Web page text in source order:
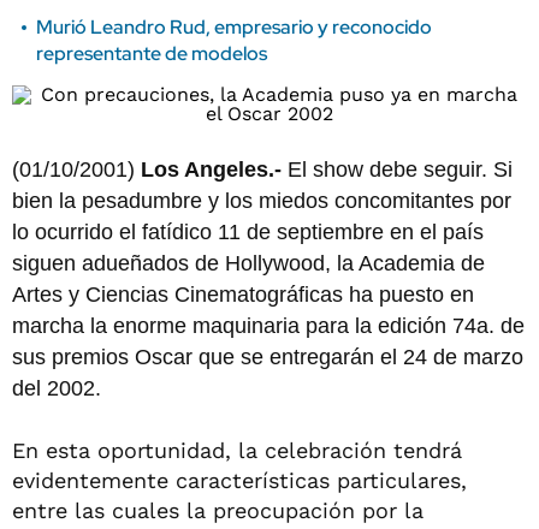
Murió Leandro Rud, empresario y reconocido
representante de modelos
(01/10/2001) Los Angeles.- El show debe seguir. Si
bien la pesadumbre y los miedos concomitantes por
lo ocurrido el fatídico 11 de septiembre en el país
siguen adueñados de Hollywood, la Academia de
Artes y Ciencias Cinematográficas ha puesto en
marcha la enorme maquinaria para la edición 74a. de
sus premios Oscar que se entregarán el 24 de marzo
del 2002.
En esta oportunidad, la celebración tendrá
evidentemente características particulares,
entre las cuales la preocupación por la